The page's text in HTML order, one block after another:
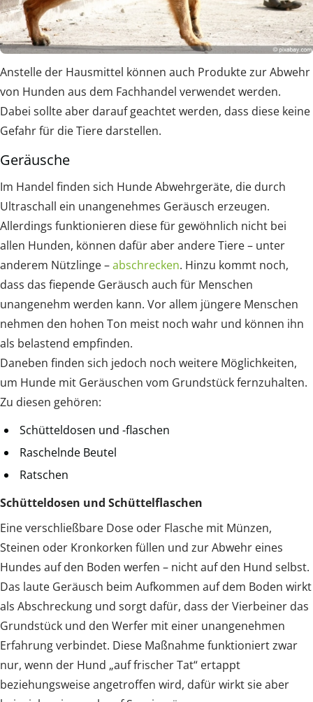
Anstelle der Hausmittel können auch Produkte zur Abwehr
von Hunden aus dem Fachhandel verwendet werden.
Dabei sollte aber darauf geachtet werden, dass diese keine
Gefahr für die Tiere darstellen.
Geräusche
Im Handel finden sich Hunde Abwehrgeräte, die durch
Ultraschall ein unangenehmes Geräusch erzeugen.
Allerdings funktionieren diese für gewöhnlich nicht bei
allen Hunden, können dafür aber andere Tiere – unter
anderem Nützlinge –abschrecken. Hinzu kommt noch,
dass das fiepende Geräusch auch für Menschen
unangenehm werden kann. Vor allem jüngere Menschen
nehmen den hohen Ton meist noch wahr und können ihn
als belastend empfinden.
Daneben finden sich jedoch noch weitere Möglichkeiten,
um Hunde mit Geräuschen vom Grundstück fernzuhalten.
Zu diesen gehören:
Schütteldosen und -flaschen
Raschelnde Beutel
Ratschen
Schütteldosen und Schüttelflaschen
Eine verschließbare Dose oder Flasche mit Münzen,
Steinen oder Kronkorken füllen und zur Abwehr eines
Hundes auf den Boden werfen – nicht auf den Hund selbst.
Das laute Geräusch beim Aufkommen auf dem Boden wirkt
als Abschreckung und sorgt dafür, dass der Vierbeiner das
Grundstück und den Werfer mit einer unangenehmen
Erfahrung verbindet. Diese Maßnahme funktioniert zwar
nur, wenn der Hund „auf frischer Tat“ ertappt
beziehungsweise angetroffen wird, dafür wirkt sie aber